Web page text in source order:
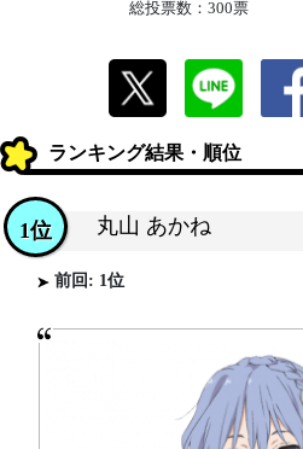
総投票数：300票
ランキング結果・順位
丸山 あかね
1位
前回: 1位